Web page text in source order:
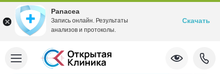
Panacea
Запись онлайн. Результаты
анализов и протоколы.
Скачать